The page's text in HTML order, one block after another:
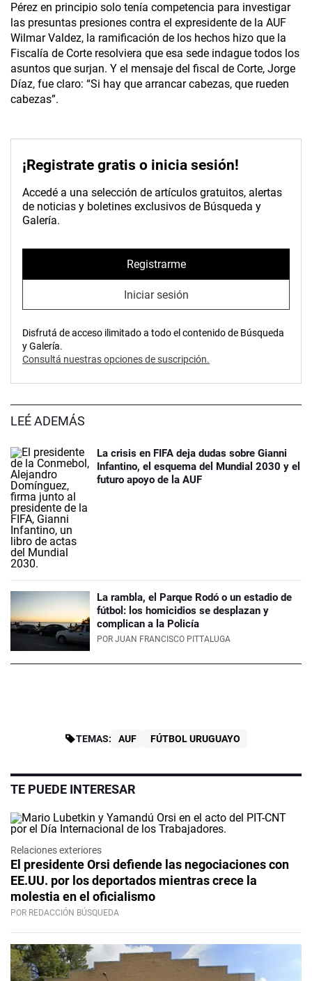
Pérez en principio solo tenía competencia para investigar
las presuntas presiones contra el expresidente de la AUF
Wilmar Valdez, la ramificación de los hechos hizo que la
Fiscalía de Corte resolviera que esa sede indague todos los
asuntos que surjan. Y el mensaje del fiscal de Corte, Jorge
Díaz, fue claro: “Si hay que arrancar cabezas, que rueden
cabezas”.
¡Registrate gratis o inicia sesión!
Accedé a una selección de artículos gratuitos, alertas
de noticias y boletines exclusivos de Búsqueda y
Galería.
Registrarme
Iniciar sesión
Disfrutá de acceso ilimitado a todo el contenido de Búsqueda
y Galería.
Consultá nuestras opciones de suscripción.
LEÉ ADEMÁS
La crisis en FIFA deja dudas sobre Gianni
Infantino, el esquema del Mundial 2030 y el
futuro apoyo de la AUF
La rambla, el Parque Rodó o un estadio de
fútbol: los homicidios se desplazan y
complican a la Policía
POR JUAN FRANCISCO PITTALUGA
TEMAS: AUF FÚTBOL URUGUAYO
TE PUEDE INTERESAR
Relaciones exteriores
El presidente Orsi defiende las negociaciones con
EE.UU. por los deportados mientras crece la
molestia en el oficialismo
POR REDACCIÓN BÚSQUEDA